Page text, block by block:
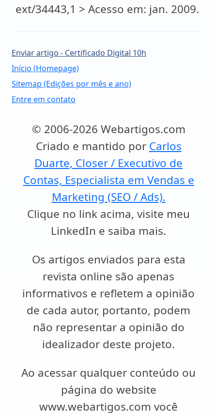
ext/34443,1 > Acesso em: jan. 2009.
Enviar artigo - Certificado Digital 10h
Início (Homepage)
Sitemap (Edições por mês e ano)
Entre em contato
© 2006-2026 Webartigos.com
Criado e mantido por Carlos
Duarte, Closer / Executivo de
Contas, Especialista em Vendas e
Marketing (SEO / Ads).
Clique no link acima, visite meu
LinkedIn e saiba mais.
Os artigos enviados para esta
revista online são apenas
informativos e refletem a opinião
de cada autor, portanto, podem
não representar a opinião do
idealizador deste projeto.
Ao acessar qualquer conteúdo ou
página do website
www.webartigos.com você